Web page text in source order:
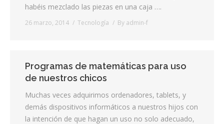
habéis mezclado las piezas en una caja ….
26 marzo, 2014 Tecnología By admin-f
Programas de matemáticas para uso
de nuestros chicos
Muchas veces adquirimos ordenadores, tablets, y
demás dispositivos informáticos a nuestros hijos con
la intención de que hagan un uso no solo adecuado,